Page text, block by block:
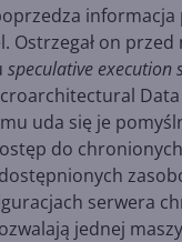
informacja
Ostrzegał on przed
speculative execution
uda się je
do
serwera
jednej